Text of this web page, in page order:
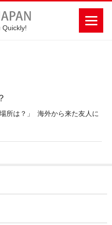
Quickly!
所は？」 海外から来た友人に